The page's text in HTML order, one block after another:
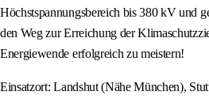
Höchstspannungsbereich bis 380 kV und
den Weg zur Erreichung der
Energiewende erfolgreich zu meistern!
Einsatzort: Landshut (Nähe München),